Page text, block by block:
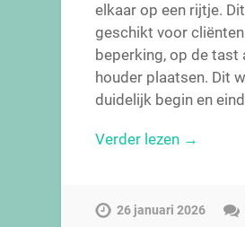
elkaar op een rijtje.
geschikt voor
beperking, op de tast
houder plaatsen. Dit
duidelijk begin en
Verder lezen →
26 januari 2026